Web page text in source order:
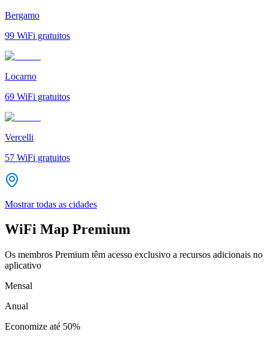
Bergamo
99 WiFi gratuitos
Locarno
69 WiFi gratuitos
Vercelli
57 WiFi gratuitos
Mostrar todas as cidades
WiFi Map Premium
Os membros Premium têm acesso exclusivo a recursos adicionais no
aplicativo
Mensal
Anual
Economize até 50%